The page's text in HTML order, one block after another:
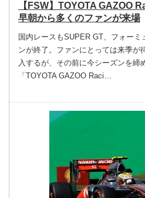
【FSW】TOYOTA GAZOO
早朝から多くのファンが来場
国内レースもSUPER GT、フォー
ンが終了。ファンにとっては来季が
入するが、その前に今シーズンを締
「TOYOTA GAZOO Raci…